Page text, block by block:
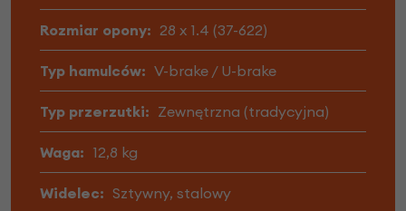
Rozmiar opony: 28 x 1.4 (37-622)
Typ hamulców: V-brake / U-brake
Typ przerzutki: Zewnętrzna (tradycyjna)
Waga: 12,8 kg
Widelec: Sztywny, stalowy